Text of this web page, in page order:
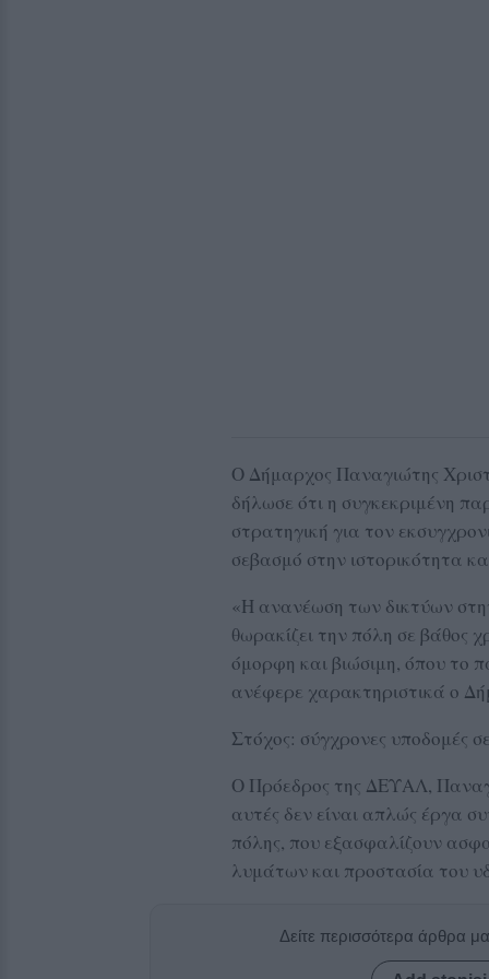
Ο Δήμαρχος Παναγιώτης
δήλωσε ότι η συγκεκριμένη
στρατηγική για τον
σεβασμό στην ιστορικότητα
«Η ανανέωση των δικτύων
θωρακίζει την πόλη σε βάθος
όμορφη και βιώσιμη, όπου το
ανέφερε χαρακτηριστικά ο
Στόχος: σύγχρονες υποδομές
Ο Πρόεδρος της ΔΕΥΑΛ,
αυτές δεν είναι απλώς έργα
πόλης, που εξασφαλίζουν
λυμάτων και προστασία του
Δείτε περισσότερα άρθρα